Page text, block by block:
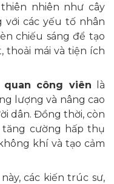
nhiên như cây
với các yếu tố nhân
chiếu sáng để tạo
thoải mái và tiện ích
công viên là
lượng và nâng cao
dân. Đồng thời, còn
cường hấp thụ
khí và tạo cảm
các kiến trúc sư,